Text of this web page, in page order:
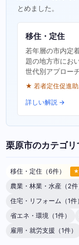
とめました。
移住・定住
若年層の市内定
題の地方市にお
世代別アプロー
★ 若者定住促進
詳しい解説 →
栗原市のカテゴ
移住・定住（6件） ★
農業・林業・水産（2件
住宅・リフォーム（1件
省エネ・環境（1件）
雇用・就労支援（1件）